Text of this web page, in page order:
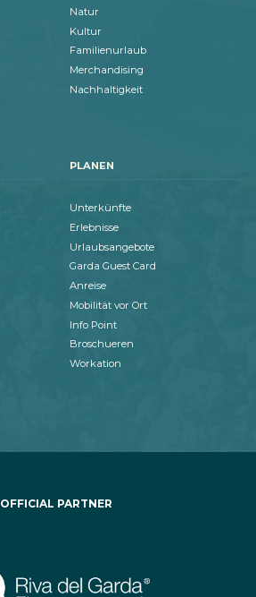
Natur
Kultur
Familienurlaub
Merchandising
Nachhaltigkeit
PLANEN
Unterkünfte
Erlebnisse
Urlaubsangebote
Garda Guest Card
Anreise
Mobilität vor Ort
Info Point
Broschueren
Workation
OFFICIAL PARTNER